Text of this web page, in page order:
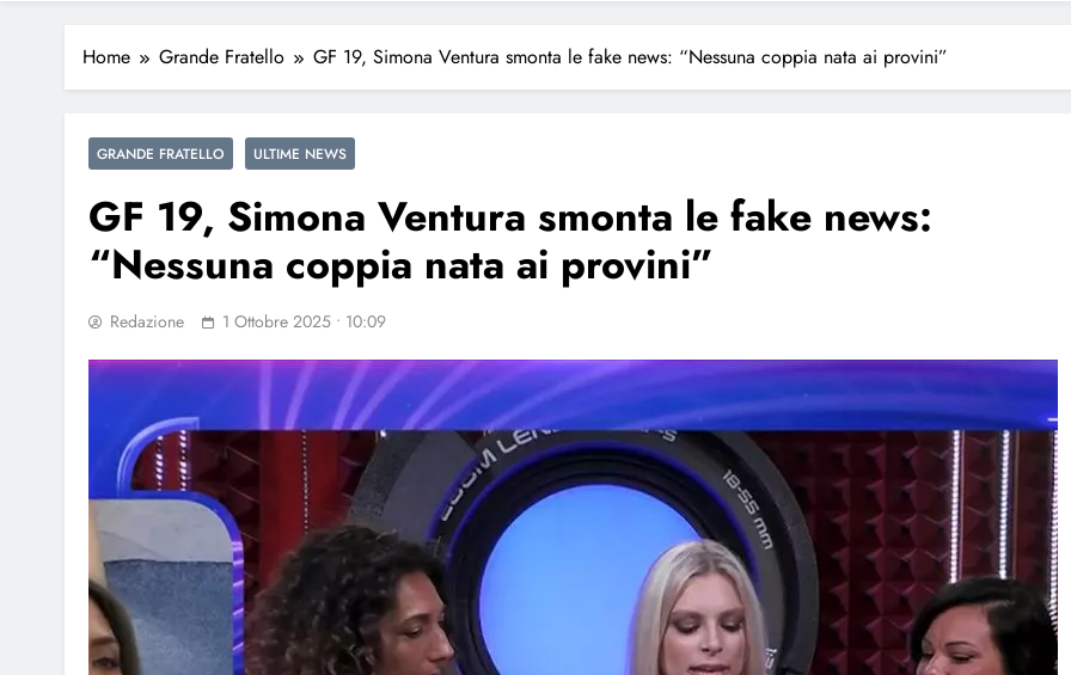
Home Grande Fratello GF 19, Simona Ventura smonta le fake news: “Nessuna coppia nata ai provini”
GRANDE FRATELLO ULTIME NEWS
GF 19, Simona Ventura smonta le fake news:
“Nessuna coppia nata ai provini”
Redazione 1 Ottobre 2025 • 10:09